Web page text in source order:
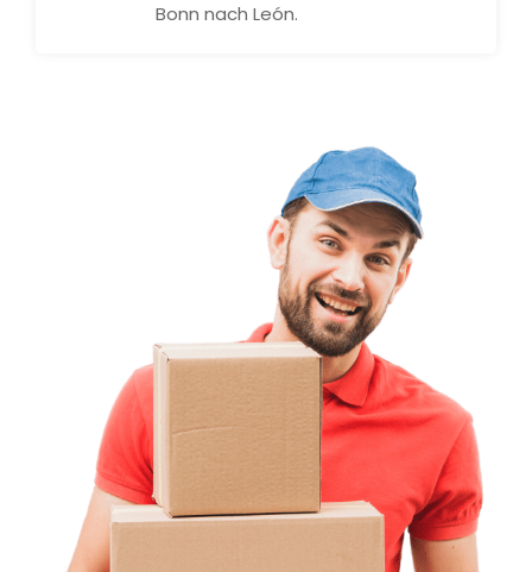
Bonn nach León.